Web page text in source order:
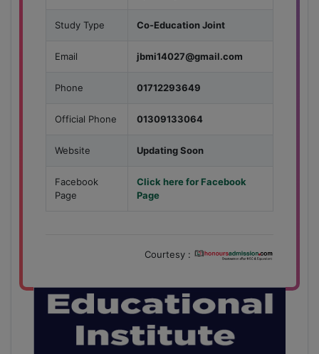
Study Type Co-Education Joint
Email jbmi14027@gmail.com
Phone 01712293649
Official Phone 01309133064
Website Updating Soon
Facebook
Page
Click here for Facebook
Page
Courtesy :